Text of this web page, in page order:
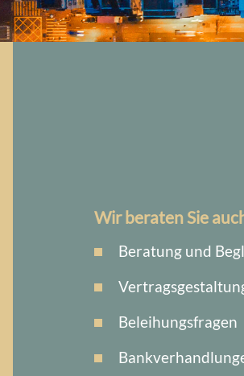
Wir beraten Sie
Beratung und
Beleihungsfragen